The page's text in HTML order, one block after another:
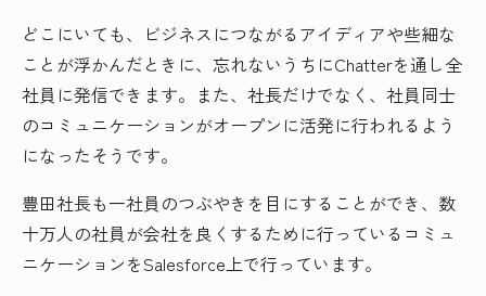
どこにいても、ビジネスにつながるアイディアや些細な
ことが浮かんだときに、忘れないうちにChatterを通し全
社員に発信できます。また、社長だけでなく、社員同士
のコミュニケーションがオープンに活発に行われるよう
になったそうです。
豊田社長も一社員のつぶやきを目にすることができ、数
十万人の社員が会社を良くするために行っているコミュ
ニケーションをSalesforce上で行っています。